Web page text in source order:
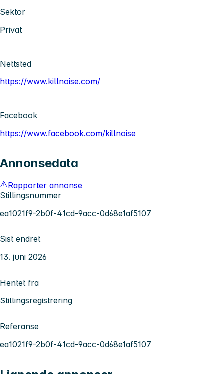
Sektor
Privat
Nettsted
https://www.killnoise.com/
Facebook
https://www.facebook.com/killnoise
Annonsedata
Rapporter annonse
Stillingsnummer
ea1021f9-2b0f-41cd-9acc-0d68e1af5107
Sist endret
13. juni 2026
Hentet fra
Stillingsregistrering
Referanse
ea1021f9-2b0f-41cd-9acc-0d68e1af5107